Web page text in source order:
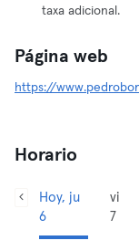
taxa adicional.
Página web
https://
Horario
Hoy, ju
6
vi
7